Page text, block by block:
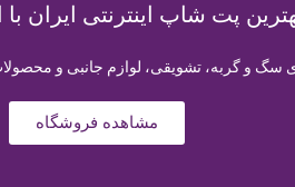
پت شاپ اینترنتی ایران
سگ و گربه، تشویقی، لوازم جانبی و
مشاهده فروشگاه